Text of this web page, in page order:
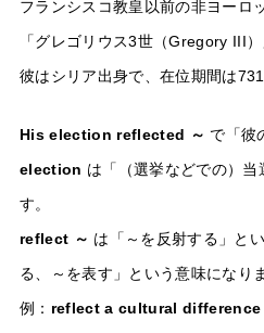
フランシスコ教皇以前の非ヨーロ
「グレゴリウス3世（Gregory III）
彼はシリア出身で、在位期間は
His election reflected ～ で「彼
election は「（選挙などでの）
す。
reflect ～ は「～を反射する」と
る、～を表す」という意味になり
例： reflect a cultural difference